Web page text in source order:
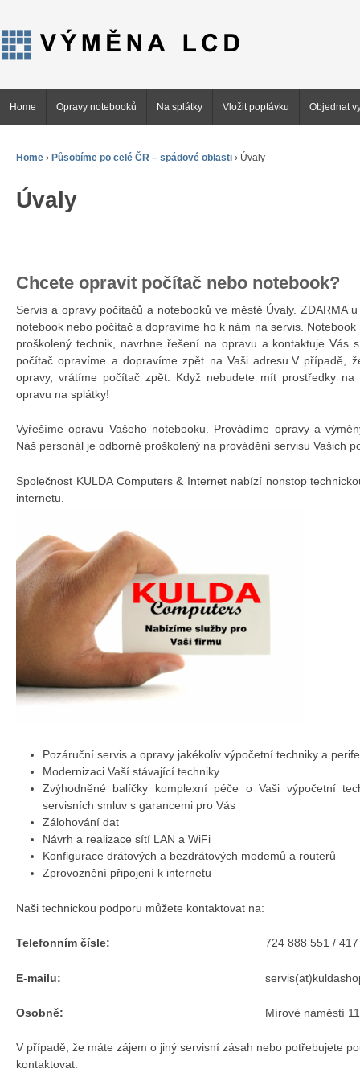
Home Opravy notebooků Na splátky Vložit poptávku Objednat
Home › Působíme po celé ČR – spádové oblasti › Úvaly
Úvaly
Chcete opravit počítač nebo notebook?
Servis a opravy počítačů a notebooků ve městě Úvaly. ZDARMA
notebook nebo počítač a dopravíme ho k nám na servis.
proškolený technik, navrhne řešení na opravu a kontaktuje Vás
počítač opravíme a dopravíme zpět na Vaši adresu.V případě,
opravy, vrátíme počítač zpět. Když nebudete mít prostředky na
opravu na splátky!
Vyřešíme opravu Vašeho notebooku. Provádíme opravy a
Náš personál je odborně proškolený na provádění servisu Vašich
Společnost KULDA Computers & Internet nabízí nonstop
internetu.
Pozáruční servis a opravy jakékoliv výpočetní techniky a
Modernizaci Vaší stávající techniky
Zvýhodněné balíčky komplexní péče o Vaši výpočetní
servisních smluv s garancemi pro Vás
Zálohování dat
Návrh a realizace sítí LAN a WiFi
Konfigurace drátových a bezdrátových modemů a routerů
Zprovoznění připojení k internetu
Naši technickou podporu můžete kontaktovat na:
Telefonním čísle:
E-mailu:
Osobně:
724 888 551 /
Mírové náměstí
V případě, že máte zájem o jiný servisní zásah nebo potřebujete
kontaktovat.